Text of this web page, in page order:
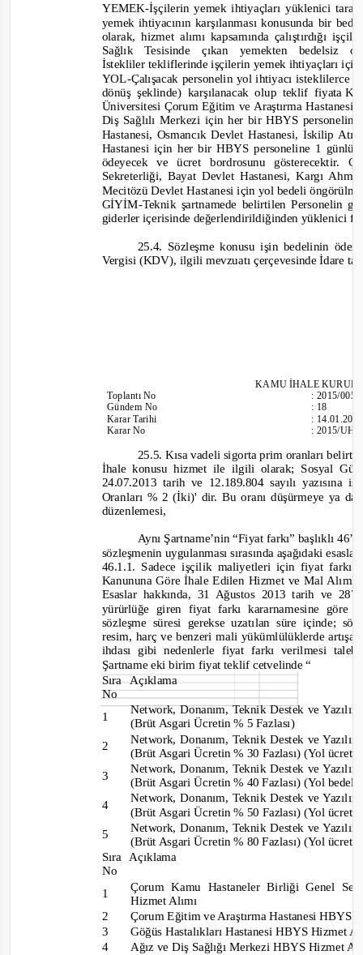
YEMEK-İşçilerin yemek ihtiyaçları yüklenici
yemek ihtiyacının karşılanması konusunda bir
olarak,hizmet alımı kapsamında çalıştırdığı
Sağlık Tesisinde çıkan yemekten bedelsiz
İstekliler tekliflerinde işçilerin yemek ihtiyaçları
YOL-Çalışacak personelin yol ihtiyacı isteklilerce
dönüş şeklinde) karşılanacak olup teklif fiyata
Üniversitesi Çorum Eğitim ve Araştırma Hastanesi,
Diş Sağlılı Merkezi için her bir HBYS
Hastanesi, Osmancık Devlet Hastanesi, İskilip
Hastanesi için her bir HBYS personeline 1
ödeyecek ve ücret bordrosunu
Sekreterliği, Bayat Devlet Hastanesi, Kargı Ahmet
Mecitözü Devlet Hastanesi için yol bedeli
GİYİM-Teknik şartnamede belirtilen Personelin
giderler içerisinde değerlendirildiğinden yüklenici
25.4. Sözleşme konusu işin bedelinin
Vergisi (KDV), ilgili mevzuatı çerçevesinde İdare
KAMU İHALE
ToplantıNo
Gündem No
Karar Tarihi
Karar No
:2015/005
: 18
:
:2015/
25.5. Kısa vadeli sigorta prim oranları
İhale konusu hizmet ile ilgili olarak; Sosyal
24.07.2013 tarih ve 12.189.804 sayılı
Oranları % 2 (İki)' dir. Bu oranı düşürmeye ya
düzenlemesi,
Aynı Şartname’nin “Fiyat farkı” başlıklı
sözleşmenin uygulanması sırasında aşağıdaki
46.1.1. Sadece işçilik maliyetleri için fiyat
Kanununa Göre İhale Edilen Hizmet ve Mal
Esaslar hakkında, 31 Ağustos 2013 tarih ve
yürürlüğe giren fiyat farkı kararnamesine
sözleşme süresi gerekse uzatılan süre içinde;
resim, harç ve benzeri mali yükümlülüklerde
ihdası gibi nedenlerle fiyat farkı verilmesi
Şartname eki birim fiyat teklif cetvelinde “
SıraAçıklama
No
Network, Donanım, Teknik Destek ve
(Brüt Asgari Ücretin % 5 Fazlası)
1
2
3
4
5
Network, Donanım, Teknik Destek ve
(Brüt Asgari Ücretin % 30 Fazlası) (Yol
Network, Donanım, Teknik Destek ve
(Brüt Asgari Ücretin % 40 Fazlası) (Yol
Network, Donanım, Teknik Destek ve
(Brüt Asgari Ücretin % 50 Fazlası) (Yol
Network, Donanım, Teknik Destek ve
(Brüt Asgari Ücretin % 80 Fazlası) (Yol
Sıra Açıklama
No
Çorum Kamu Hastaneler Birliği Genel
Hizmet Alımı
1
2
3
4
Çorum Eğitim ve Araştırma Hastanesi HBYS
Göğüs Hastalıkları Hastanesi HBYS Hizmet
Ağız ve Diş Sağlığı Merkezi HBYS Hizmet